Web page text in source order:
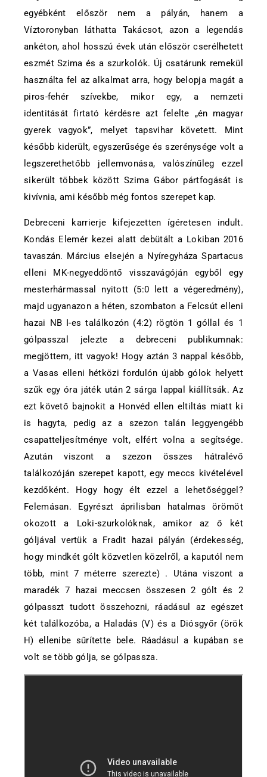
egyébként először nem a pályán, hanem a
Víztoronyban láthatta Takácsot, azon a legendás
ankéton, ahol hosszú évek után először cserélhetett
eszmét Szima és a szurkolók. Új csatárunk remekül
használta fel az alkalmat arra, hogy belopja magát a
piros-fehér szívekbe, mikor egy, a nemzeti
identitását firtató kérdésre azt felelte „én magyar
gyerek vagyok”, melyet tapsvihar követett. Mint
később kiderült, egyszerűsége és szerénysége volt a
legszerethetőbb jellemvonása, valószínűleg ezzel
sikerült többek között Szima Gábor pártfogását is
kivívnia, ami később még fontos szerepet kap.
Debreceni karrierje kifejezetten ígéretesen indult.
Kondás Elemér kezei alatt debütált a Lokiban 2016
tavaszán. Március elsején a Nyíregyháza Spartacus
elleni MK-negyeddöntő visszavágóján egyből egy
mesterhármassal nyitott (5:0 lett a végeredmény),
majd ugyanazon a héten, szombaton a Felcsút elleni
hazai NB I-es találkozón (4:2) rögtön 1 góllal és 1
gólpasszal jelezte a debreceni publikumnak:
megjöttem, itt vagyok! Hogy aztán 3 nappal később,
a Vasas elleni hétközi fordulón újabb gólok helyett
szűk egy óra játék után 2 sárga lappal kiállítsák. Az
ezt követő bajnokit a Honvéd ellen eltiltás miatt ki
is hagyta, pedig az a szezon talán leggyengébb
csapatteljesítménye volt, elfért volna a segítsége.
Azután viszont a szezon összes hátralévő
találkozóján szerepet kapott, egy meccs kivételével
kezdőként. Hogy hogy élt ezzel a lehetőséggel?
Felemásan. Egyrészt áprilisban hatalmas örömöt
okozott a Loki-szurkolóknak, amikor az ő két
góljával vertük a Fradit hazai pályán (érdekesség,
hogy mindkét gólt közvetlen közelről, a kaputól nem
több, mint 7 méterre szerezte) . Utána viszont a
maradék 7 hazai meccsen összesen 2 gólt és 2
gólpasszt tudott összehozni, ráadásul az egészet
két találkozóba, a Haladás (V) és a Diósgyőr (örök
H) ellenibe sűrítette bele. Ráadásul a kupában se
volt se több gólja, se gólpassza.